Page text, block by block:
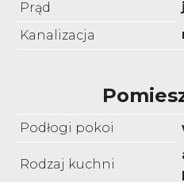
Prąd
Kanalizacja
Podłogi pokoi
Rodzaj kuchni